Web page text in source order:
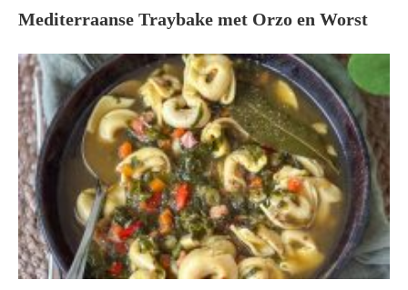
Mediterraanse Traybake met Orzo en Worst